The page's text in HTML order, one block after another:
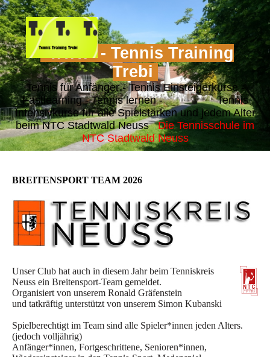
"T.T.T." - Tennis Training
Trebi
Tennis für Anfänger - Tennis Einsteigerkurse -
Fastlearning - Tennis lernen - Tennis
Intensivkurse für alle Spielstärken und jedem Alter
beim NTC Stadtwald NeussDie Tennisschule im
NTC Stadtwald Neuss
BREITENSPORT TEAM 2026
Unser Club hat auch in diesem Jahr beim Tenniskreis
Neuss ein Breitensport-Team gemeldet.
Organisiert von unserem Ronald Gräfenstein
und tatkräftig unterstützt von unserem Simon Kubanski
Spielberechtigt im Team sind alle Spieler*innen jeden Alters.
(jedoch volljährig)
Anfänger*innen, Fortgeschrittene, Senioren*innen,